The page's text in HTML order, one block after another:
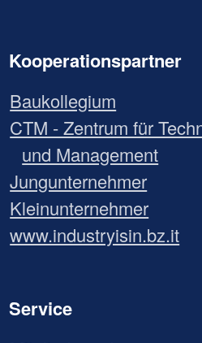
Kooperationspartner
Baukollegium
CTM - Zentrum für
und Management
Jungunternehmer
Kleinunternehmer
www.industryisin.bz.it
Service